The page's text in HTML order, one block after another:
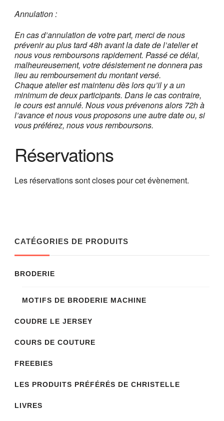
Annulation:
En cas d’annulation de votre part, merci de nous
prévenir au plus tard 48h avant la date de l’atelier et
nous vous remboursons rapidement. Passé ce délai,
malheureusement, votre désistement ne donnera pas
lieu au remboursement du montant versé.
Chaque atelier est maintenu dès lors qu’il y a un
minimum de deux participants. Dans le cas contraire,
le cours est annulé. Nous vous prévenons alors 72h à
l’avance et nous vous proposons une autre date ou, si
vous préférez, nous vous remboursons.
Réservations
Les réservations sont closes pour cet évènement.
CATÉGORIES DE PRODUITS
BRODERIE
MOTIFS DE BRODERIE MACHINE
COUDRE LE JERSEY
COURS DE COUTURE
FREEBIES
LES PRODUITS PRÉFÉRÉS DE CHRISTELLE
LIVRES